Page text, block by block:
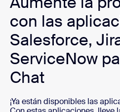
con las
Salesforce,
ServiceNow
Chat
¡Ya están disponibles las